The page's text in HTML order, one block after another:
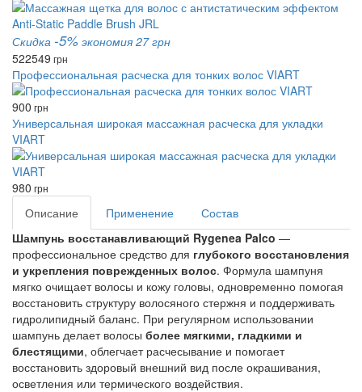
Скидка -5% экономия 27 грн
522549 грн
Профессиональная расческа для тонких волос VIART
900 грн
Универсальная широкая массажная расческа для укладки
VIART
980 грн
Описание Применение
Состав
Шампунь восстанавливающий Rygenea Palco —
профессиональное средство для глубокого восстановления
и укрепления поврежденных волос. Формула шампуня
мягко очищает волосы и кожу головы, одновременно помогая
восстановить структуру волосяного стержня и поддерживать
гидролипидный баланс. При регулярном использовании
шампунь делает волосы более мягкими, гладкими и
блестящими, облегчает расчесывание и помогает
восстановить здоровый внешний вид после окрашивания,
осветления или термического воздействия.